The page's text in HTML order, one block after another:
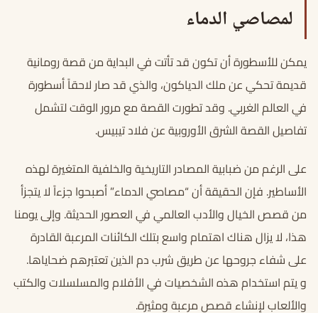
لمصاصي الدماء
يمكن للأسطورة أن تكون قد تأتت في البداية من قصة رومانية
قديمة تحكي عن ملك الدياكون، والذي قد صار لاحقاً أسطورة
في العالم الغربي. وقد تطورت القصة مع مرور الوقت لتشمل
تفاصيل القصة الشرق الأوروبية عن فلاد تيبيس.
على الرغم من ضبابية المصادر التاريخية والخلفية المتغيرة لهذه
الأساطير. فإن الحقيقة أن “مصاصي الدماء” أصبحوا جزءاً لا يتجزأ
من قصص الخيال والأدب العالمي في العصور الحديثة. وإلى يومنا
هذا، لا يزال هناك اهتمام واسع بتلك الكائنات المرعبة القادرة
على شفاء جروحها عن طريق شرب دم الذين تعتبرهم ضحاياها.
و يتم استخدام هذه الشخصيات في الأفلام والمسلسلات والكتب
والألعاب لإنشاء قصص مرعبة ومثيرة.